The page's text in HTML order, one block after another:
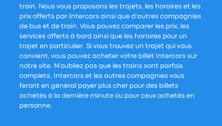
train. Nous vous proposons les trajets, les horaires et les
prix offerts par Intercars ainsi que d'autres compagnies
de bus et de train. Vous pouvez comparer les prix, les
services offerts à bord ainsi que les horaires pour un
trajet en particulier. Si vous trouvez un trajet qui vous
convient, vous pouvez acheter votre billet Intercars sur
notre site. N'oubliez pas que les trains sont parfois
complets. Intercars et les autres compagnies vous
feront en général payer plus cher pour des billets
achetés à la dernière minute ou pour ceux achetés en
personne.